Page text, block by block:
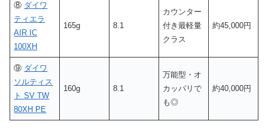
⑧ ダイワ
ティエラ
AIR IC
100XH
165g 8.1
カウンター
付き最軽量
クラス
約45,000円
⑨ ダイワ
ソルティス
ト SV TW
80XH PE
160g 8.1
万能型・オ
カッパリで
も◎
約40,000円